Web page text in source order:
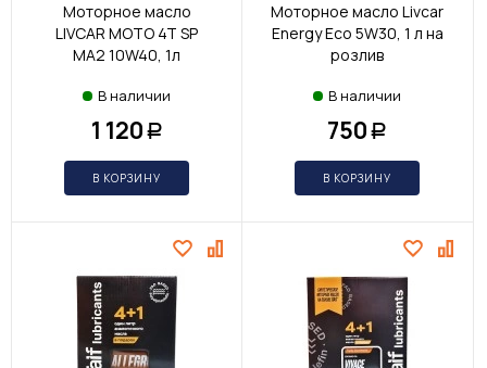
Моторное масло
LIVCAR MOTO 4T SP
MA2 10W40, 1л
В наличии
1 120 Р
В КОРЗИНУ
Моторное масло Livcar
Energy Eco 5W30, 1 л на
розлив
В наличии
750 Р
В КОРЗИНУ